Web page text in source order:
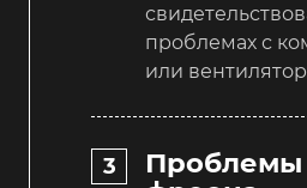
проблемах с
или
Проблемы